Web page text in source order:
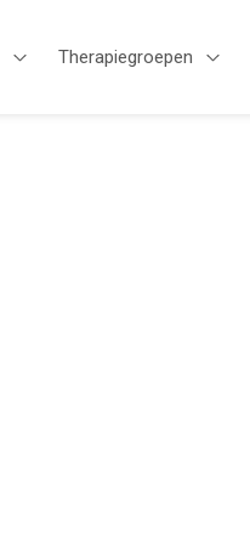
Open Aanbod
Therapiegroepen